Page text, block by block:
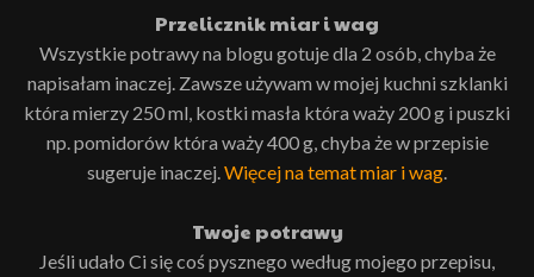
Przelicznik miar i wag
Wszystkie potrawy na blogu gotuje dla 2 osób, chyba że
napisałam inaczej. Zawsze używam w mojej kuchni szklanki
która mierzy 250 ml, kostki masła która waży 200 g i puszki
np. pomidorów która waży 400 g, chyba że w przepisie
sugeruje inaczej. Więcej na temat miar i wag
Twoje potrawy
Jeśli udało Ci się coś pysznego według mojego przepisu,